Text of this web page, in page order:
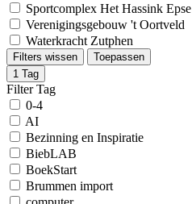
Sportcomplex Het Hassink Epse
Verenigingsgebouw 't Oortveld
Waterkracht Zutphen
Filters wissen
Toepassen
1 Tag
Filter Tag
0-4
AI
Bezinning en Inspiratie
BiebLAB
BoekStart
Brummen import